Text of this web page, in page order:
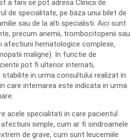
a tarii se pot adresa Clinicii de
de specialitate, pe baza unui bilet de
sau de la alti specialisti. Aici sunt
precum anemii, trombocitopenii sau
afectiuni hematologice complexe,
maligne). In functie de
pot fi ulterior internati,
in urma consultului realizat in
care internarea este indicata in urma
acele specialitati in care pacientul
simple, cum ar fi sindroamele
de grave, cum sunt leucemiile